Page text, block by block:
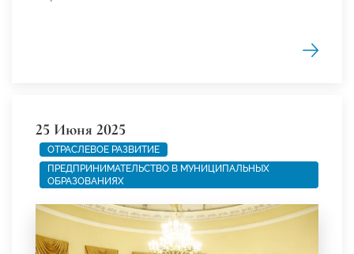
25 Июня 2025
ОТРАСЛЕВОЕ РАЗВИТИЕ
ПРЕДПРИНИМАТЕЛЬСТВО В МУНИЦИПАЛЬНЫХ
ОБРАЗОВАНИЯХ